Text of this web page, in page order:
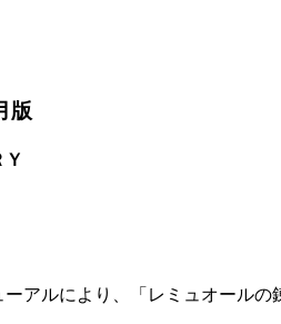
版
アルにより、「レミュオール